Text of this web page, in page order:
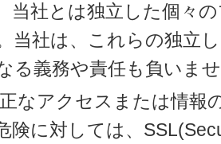
当社とは独立した個々
当社は、これらの独立
る義務や責任も負いま
なアクセスまたは情報
険に対しては、